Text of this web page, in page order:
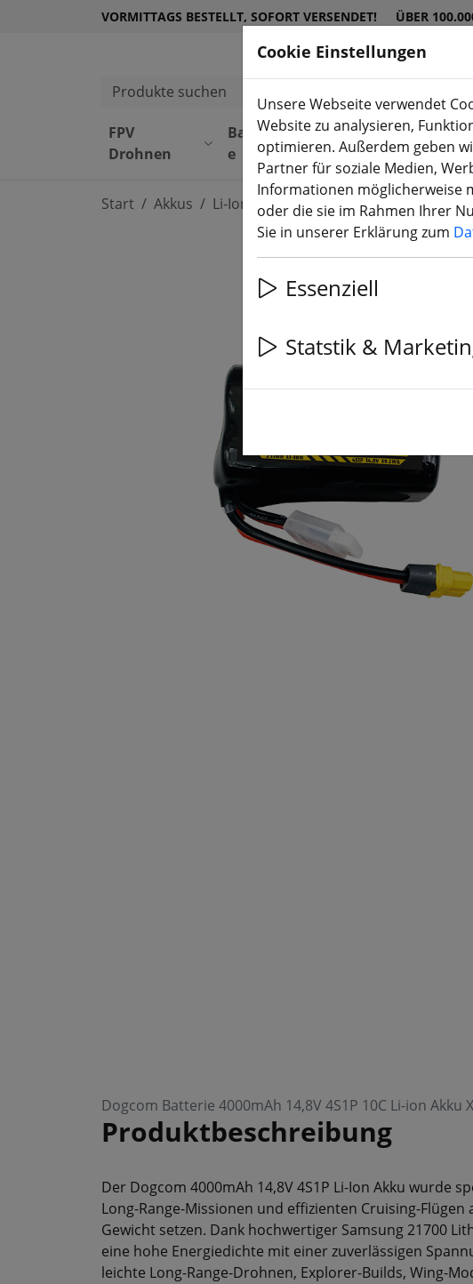
VORMITTAGS BESTELLT, SOFORT VERSENDET! ÜBER
Produkte suchen
FPV
Drohnen
Bauteil
e
Equipmen
t
DJI
Shop
Start Akkus Li-Ion Akku Batterie
Dogcom Batterie 4000mAh 14,8V 4S1P 10C Li-ion Akku
Produktbeschreibung
Der Dogcom 4000mAh 14,8V 4S1P Li-Ion Akku wurde
Long-Range-Missionen und effizienten Cruising-
Gewicht setzen. Dank hochwertiger Samsung 21700
eine hohe Energiedichte mit einer zuverlässigen
leichte Long-Range-Drohnen, Explorer-Builds, Wing-
Cookie Einstellungen
Unsere Webseite verwendet
Website zu analysieren,
optimieren. Außerdem geben
Partner für soziale Medien,
Informationen möglicherweise
oder die sie im Rahmen Ihrer
Sie in unserer Erklärung zum
Essenziell
Statstik &